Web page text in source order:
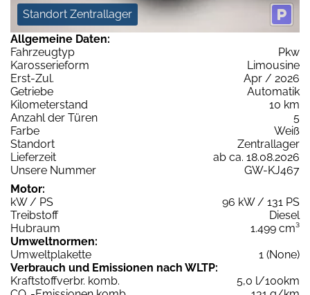
Standort Zentrallager
Allgemeine Daten:
Fahrzeugtyp
Pkw
Karosserieform
Limousine
Erst-Zul.
Apr / 2026
Getriebe
Automatik
Kilometerstand
10 km
Anzahl der Türen
5
Farbe
Weiß
Standort
Zentrallager
Lieferzeit
ab ca. 18.08.2026
Unsere Nummer
GW-KJ467
Motor:
kW / PS
96 kW / 131 PS
Treibstoff
Diesel
Hubraum
1.499 cm³
Umweltnormen:
Umweltplakette
1 (None)
Verbrauch und Emissionen nach WLTP:
Kraftstoffverbr. komb.
5,0 l/100km